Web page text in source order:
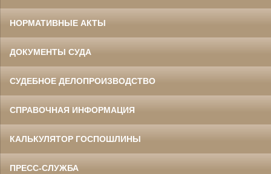
НОРМАТИВНЫЕ АКТЫ
ДОКУМЕНТЫ СУДА
СУДЕБНОЕ ДЕЛОПРОИЗВОДСТВО
СПРАВОЧНАЯ ИНФОРМАЦИЯ
КАЛЬКУЛЯТОР ГОСПОШЛИНЫ
ПРЕСС-СЛУЖБА